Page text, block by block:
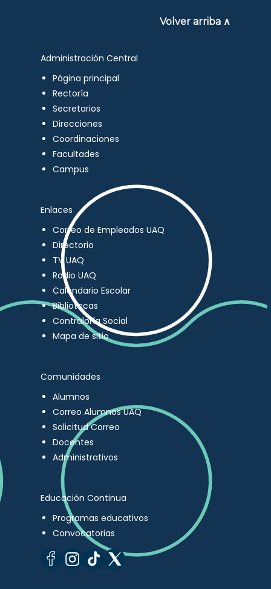
Volver arriba ∧
Administración Central
Página principal
Rectoría
Secretarios
Direcciones
Coordinaciones
Facultades
Campus
Enlaces
Correo de Empleados UAQ
Directorio
TV UAQ
Radio UAQ
Calendario Escolar
Bibliotecas
Contraloría Social
Mapa de sitio
Comunidades
Alumnos
Correo Alumnos UAQ
Solicitud Correo
Docentes
Administrativos
Educación Continua
Programas educativos
Convocatorias